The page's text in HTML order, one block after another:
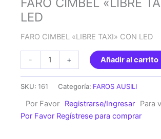
FARO CIMBEL «LIBRE
LED
FARO CIMBEL «LIBRE TAXI» CON LED
-
CIMBEL
CON
LED
+ Añadir al carrito
SKU: 161 Categoría: FAROS AUSILI
Por Favor Registrarse/Ingresar
Para
Por Favor Regístrese para comprar